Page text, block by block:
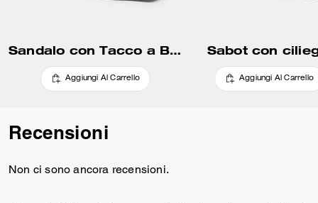
Sandalo con Tacco a Blocco Scolpito
Aggiungi Al Carrello
Sabot con
Aggiungi Al Carrello
Recensioni
Non ci sono ancora recensioni.